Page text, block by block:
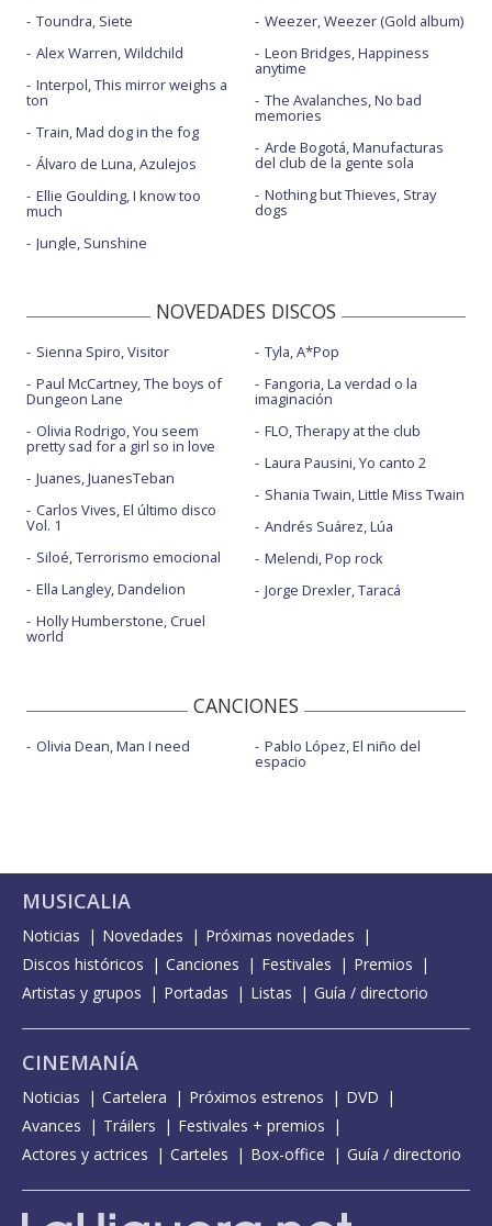
Toundra, Siete
Alex Warren, Wildchild
Interpol, This mirror weighs a
ton
Train, Mad dog in the fog
Álvaro de Luna, Azulejos
Ellie Goulding, I know too
much
Jungle, Sunshine
Weezer, Weezer (Gold album)
Leon Bridges, Happiness
anytime
The Avalanches, No bad
memories
Arde Bogotá, Manufacturas
del club de la gente sola
Nothing but Thieves, Stray
dogs
NOVEDADES DISCOS
Sienna Spiro, Visitor
Paul McCartney, The boys of
Dungeon Lane
Olivia Rodrigo, You seem
pretty sad for a girl so in love
Juanes, JuanesTeban
Carlos Vives, El último disco
Vol. 1
Siloé, Terrorismo emocional
Ella Langley, Dandelion
Holly Humberstone, Cruel
world
Tyla, A*Pop
Fangoria, La verdad o la
imaginación
FLO, Therapy at the club
Laura Pausini, Yo canto 2
Shania Twain, Little Miss Twain
Andrés Suárez, Lúa
Melendi, Pop rock
Jorge Drexler, Taracá
CANCIONES
Olivia Dean, Man I need Pablo López, El niño del
espacio
MUSICALIA
Noticias Novedades
Próximas novedades
Discos históricos
Canciones Festivales
Premios
Artistas y grupos
Portadas Listas Guía / directorio
CINEMANÍA
Noticias Cartelera Próximos estrenos
DVD
Avances
Tráilers
Festivales + premios
Actores y actrices
Carteles Box-office Guía / directorio